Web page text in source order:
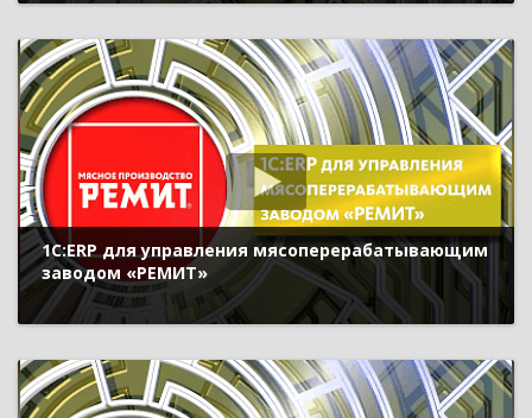
1С:ERP для управления мясоперерабатывающим
заводом «РЕМИТ»